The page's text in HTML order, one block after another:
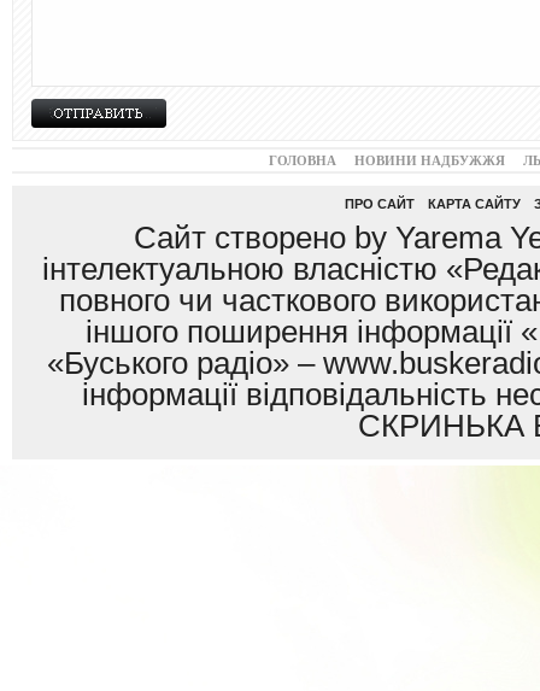
ГОЛОВНА НОВИНИ НАДБУЖЖЯ
ПРО САЙТ КАРТА САЙТУ
Сайт створено by Yarema
інтелектуальною власністю
повного чи часткового
іншого поширення інформації
«Буського радіо» –
інформації
СКРИНЬКА